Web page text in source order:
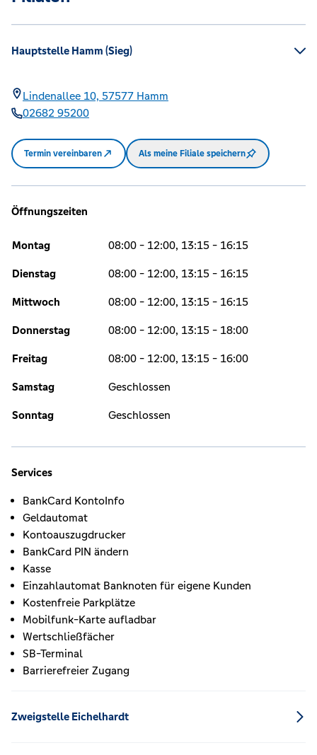
Hauptstelle Hamm (Sieg)
Lindenallee 10, 57577 Hamm
02682 95200
Termin vereinbaren Als meine Filiale speichern
Öffnungszeiten
Montag 08:00 - 12:00, 13:15 - 16:15
Dienstag 08:00 - 12:00, 13:15 - 16:15
Mittwoch 08:00 - 12:00, 13:15 - 16:15
Donnerstag 08:00 - 12:00, 13:15 - 18:00
Freitag 08:00 - 12:00, 13:15 - 16:00
Samstag Geschlossen
Sonntag Geschlossen
Services
BankCard KontoInfo
Geldautomat
Kontoauszugdrucker
BankCard PIN ändern
Kasse
Einzahlautomat Banknoten für eigene Kunden
Kostenfreie Parkplätze
Mobilfunk-Karte aufladbar
Wertschließfächer
SB-Terminal
Barrierefreier Zugang
Zweigstelle Eichelhardt